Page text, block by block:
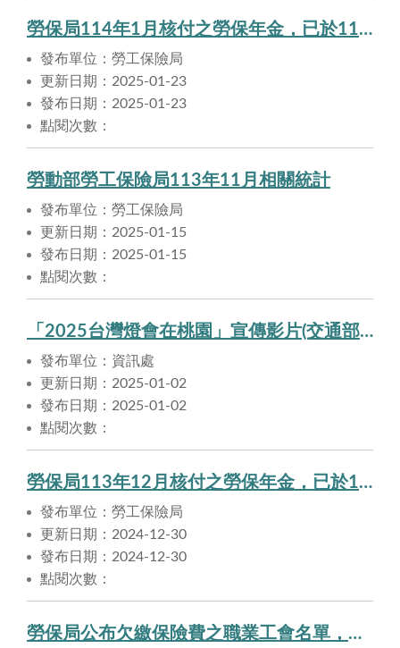
勞保局114年1月核付之勞保年金，已於114年1月23日匯入申請人帳戶。
發布單位：勞工保險局
更新日期：2025-01-23
發布日期：2025-01-23
點閱次數：
勞動部勞工保險局113年11月相關統計
發布單位：勞工保險局
更新日期：2025-01-15
發布日期：2025-01-15
點閱次數：
「2025台灣燈會在桃園」宣傳影片(交通部觀光署)
發布單位：資訊處
更新日期：2025-01-02
發布日期：2025-01-02
點閱次數：
勞保局113年12月核付之勞保年金，已於113年12月30日匯入申請人帳戶。
發布單位：勞工保險局
更新日期：2024-12-30
發布日期：2024-12-30
點閱次數：
勞保局公布欠繳保險費之職業工會名單，提醒勞工注意自身權益